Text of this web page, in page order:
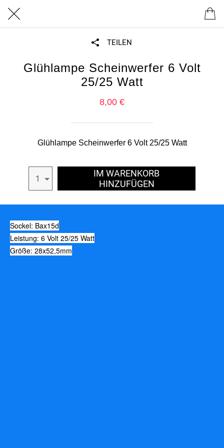
TEILEN
Glühlampe Scheinwerfer 6 Volt
25/25 Watt
8,00 €
Glühlampe Scheinwerfer 6 Volt 25/25 Watt
1
IM WARENKORB
HINZUFÜGEN
Sockel: Bax15d
Leistung: 6 Volt 25/25 Watt
Größe: 28x52,5mm